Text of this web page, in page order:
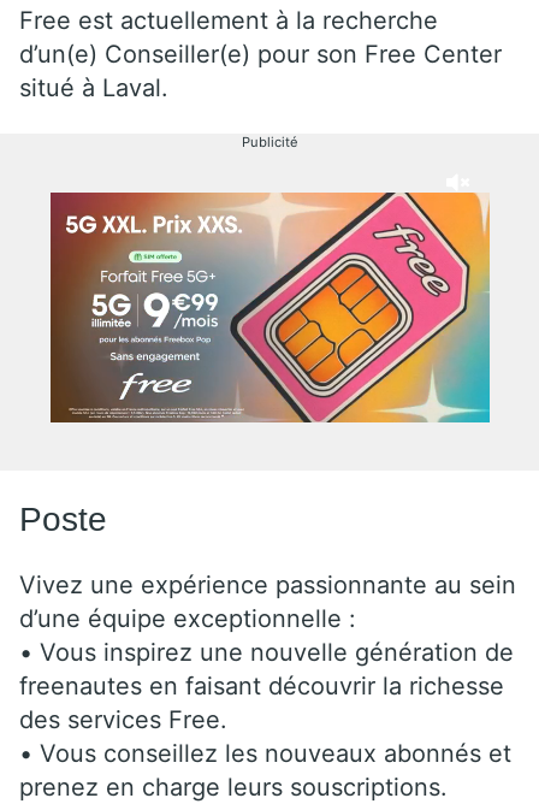
Free est actuellement à la recherche
d’un(e) Conseiller(e) pour son Free Center
situé à Laval.
Publicité
Poste
Vivez une expérience passionnante au sein
d’une équipe exceptionnelle :
• Vous inspirez une nouvelle génération de
freenautes en faisant découvrir la richesse
des services Free.
• Vous conseillez les nouveaux abonnés et
prenez en charge leurs souscriptions.